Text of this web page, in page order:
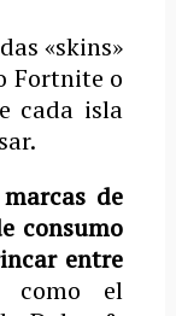
«skins»
Fortnite o
cada isla
de
consumo
entre
como el